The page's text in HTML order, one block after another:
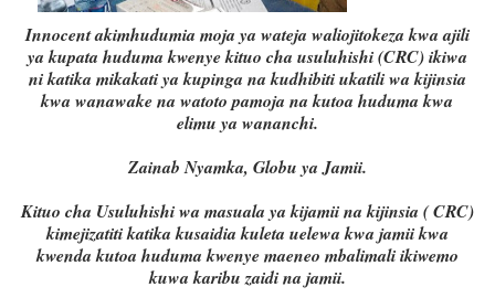
Innocent akimhudumia moja ya wateja waliojitokeza kwa ajili
ya kupata huduma kwenye kituo cha usuluhishi (CRC) ikiwa
ni katika mikakati ya kupinga na kudhibiti ukatili wa kijinsia
kwa wanawake na watoto pamoja na kutoa huduma kwa
elimu ya wananchi.
Zainab Nyamka, Globu ya Jamii.
Kituo cha Usuluhishi wa masuala ya kijamii na kijinsia ( CRC)
kimejizatiti katika kusaidia kuleta uelewa kwa jamii kwa
kwenda kutoa huduma kwenye maeneo mbalimali ikiwemo
kuwa karibu zaidi na jamii.